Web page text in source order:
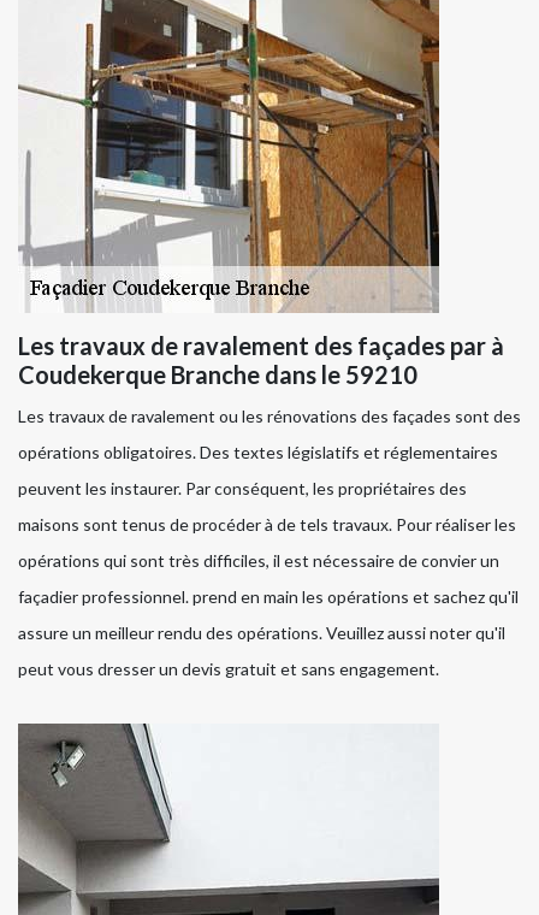
Les travaux de ravalement des façades par à
Coudekerque Branche dans le 59210
Les travaux de ravalement ou les rénovations des façades sont des
opérations obligatoires. Des textes législatifs et réglementaires
peuvent les instaurer. Par conséquent, les propriétaires des
maisons sont tenus de procéder à de tels travaux. Pour réaliser les
opérations qui sont très difficiles, il est nécessaire de convier un
façadier professionnel. prend en main les opérations et sachez qu'il
assure un meilleur rendu des opérations. Veuillez aussi noter qu'il
peut vous dresser un devis gratuit et sans engagement.